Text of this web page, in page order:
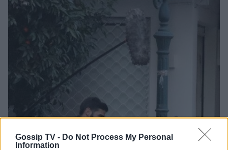
Gossip TV - Do Not Process My Personal
Information